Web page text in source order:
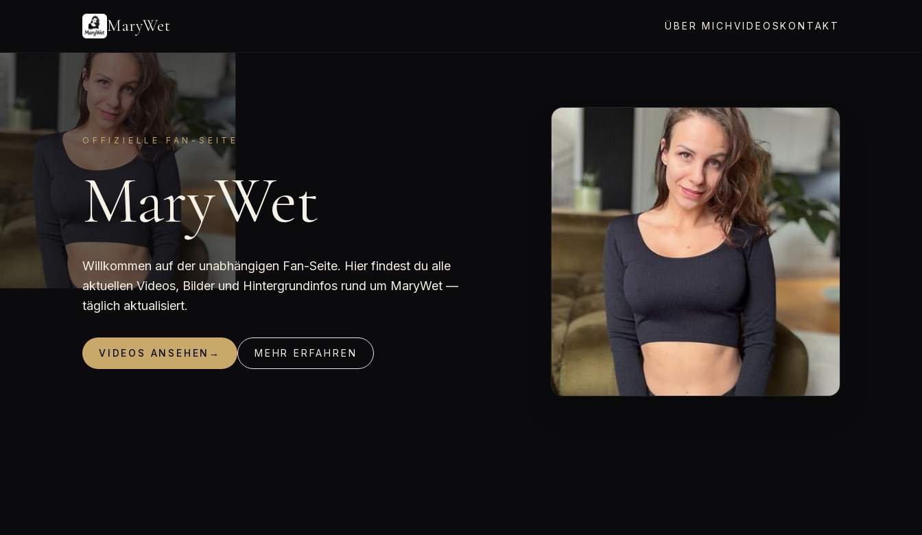
MaryWet ÜBER MICH VIDEOSKONTAKT
OFFIZIELLE FAN-SEITE
MaryWet
Willkommen auf der unabhängigen Fan-Seite. Hier findest du alle
aktuellen Videos, Bilder und Hintergrundinfos rund um MaryWet —
täglich aktualisiert.
VIDEOS ANSEHEN → MEHR ERFAHREN